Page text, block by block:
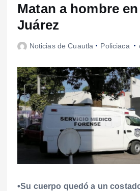
Matan a hombre
Juárez
Noticias de Cuautla Policiaca
•Su cuerpo quedó a un